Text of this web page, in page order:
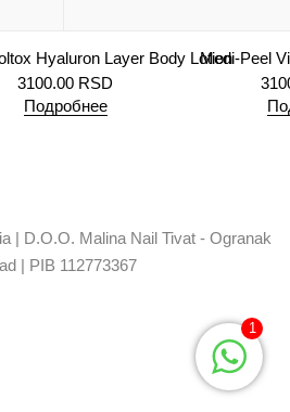
Hyaluron Layer Body Lotion
3100.00 RSD
Подробнее
Medi-Peel
| D.O.O. Malina Nail Tivat - Ogranak
| PIB 112773367
1